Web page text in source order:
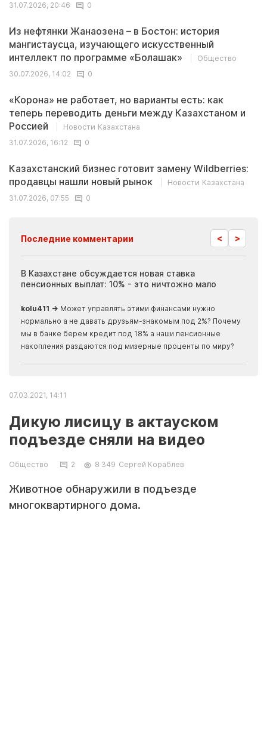
31.07.2026, 20:46
0
Из нефтянки Жанаозена – в Бостон: история
мангистаусца, изучающего искусственный
интеллект по программе «Болашак»
Общество
30.07.2026, 14:02
0
«Корона» не работает, но варианты есть: как
теперь переводить деньги между Казахстаном и
Россией
Новости Казахстана
31.07.2026, 16:12
0
Казахстанский бизнес готовит замену Wildberries:
продавцы нашли новый рынок
Новости Казахстана
31.07.2026, 07:55
0
Последние комментарии < >
В Казахстане обсуждается новая ставка
пенсионных выплат: 10% - это ничтожно мало
kolu411 → Может управлять этими финансами нужно
нормально а не давать друзьям-знакомым под 2%? Почему
мы в банке берем кредит под 18% а наши пенсионные
накопления раздаются под мизерные проценты по миру?
07.03.2021, 14:11
Дикую лисицу в актауском
подъезде сняли на видео
Общество 2 8 349 Сергей Кораблев
Животное обнаружили в подъезде
многоквартирного дома.